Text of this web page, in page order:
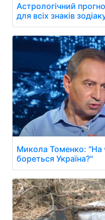
Астрологічний
для всіх знаків
Микола Томенко: "На
бореться Україна?"